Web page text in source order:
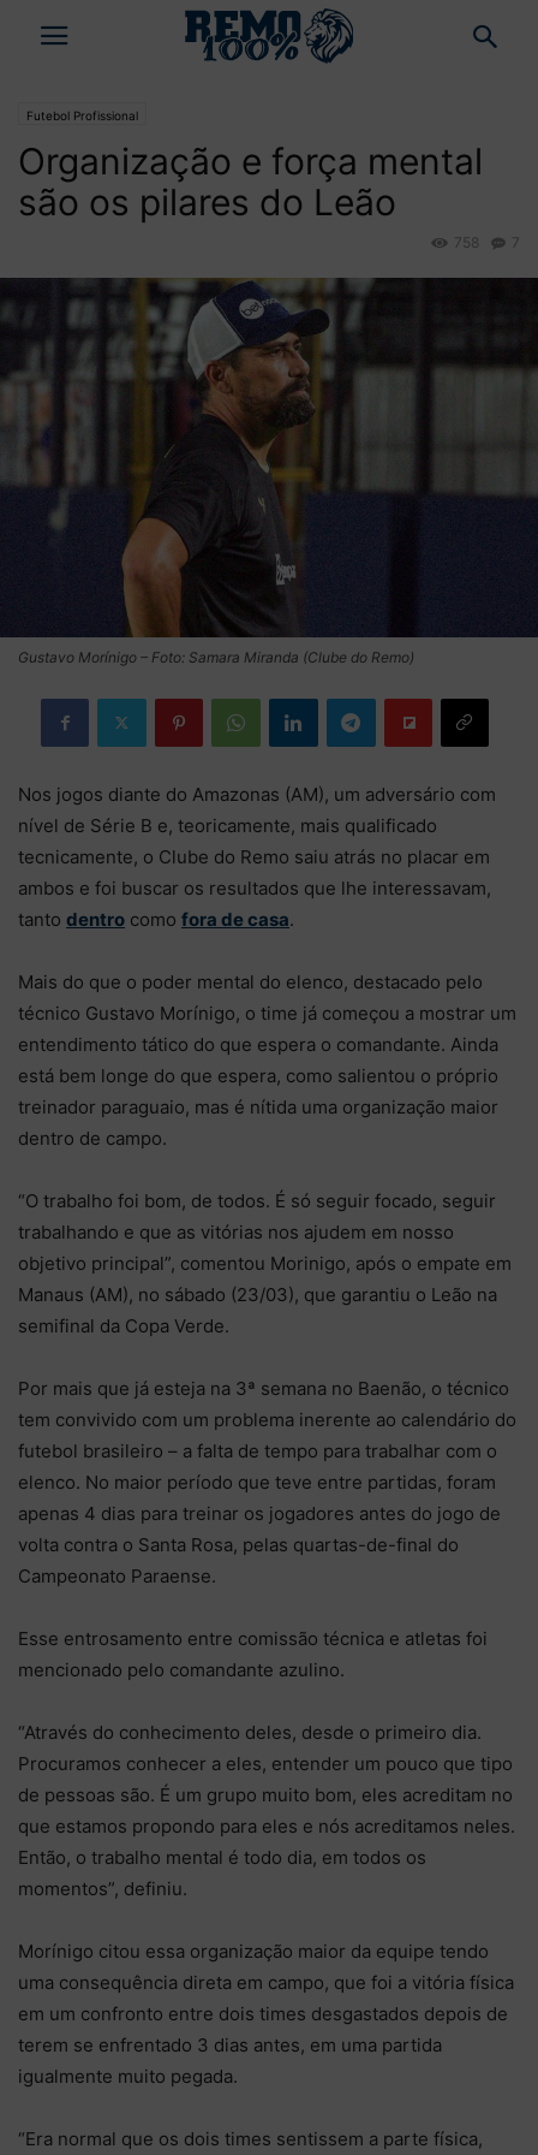
Futebol Profissional
Organização e força mental
são os pilares do Leão
7
758
Gustavo Morínigo – Foto: Samara Miranda (Clube do Remo)
Nos jogos diante do Amazonas (AM), um adversário com
nível de Série B e, teoricamente, mais qualificado
tecnicamente, o Clube do Remo saiu atrás no placar em
ambos e foi buscar os resultados que lhe interessavam,
tanto dentro como fora de casa.
Mais do que o poder mental do elenco, destacado pelo
técnico Gustavo Morínigo, o time já começou a mostrar um
entendimento tático do que espera o comandante. Ainda
está bem longe do que espera, como salientou o próprio
treinador paraguaio, mas é nítida uma organização maior
dentro de campo.
“O trabalho foi bom, de todos. É só seguir focado, seguir
trabalhando e que as vitórias nos ajudem em nosso
objetivo principal”, comentou Morinigo, após o empate em
Manaus (AM), no sábado (23/03), que garantiu o Leão na
semifinal da Copa Verde.
Por mais que já esteja na 3ª semana no Baenão, o técnico
tem convivido com um problema inerente ao calendário do
futebol brasileiro – a falta de tempo para trabalhar com o
elenco. No maior período que teve entre partidas, foram
apenas 4 dias para treinar os jogadores antes do jogo de
volta contra o Santa Rosa, pelas quartas-de-final do
Campeonato Paraense.
Esse entrosamento entre comissão técnica e atletas foi
mencionado pelo comandante azulino.
“Através do conhecimento deles, desde o primeiro dia.
Procuramos conhecer a eles, entender um pouco que tipo
de pessoas são. É um grupo muito bom, eles acreditam no
que estamos propondo para eles e nós acreditamos neles.
Então, o trabalho mental é todo dia, em todos os
momentos”, definiu.
Morínigo citou essa organização maior da equipe tendo
uma consequência direta em campo, que foi a vitória física
em um confronto entre dois times desgastados depois de
terem se enfrentado 3 dias antes, em uma partida
igualmente muito pegada.
“Era normal que os dois times sentissem a parte física,